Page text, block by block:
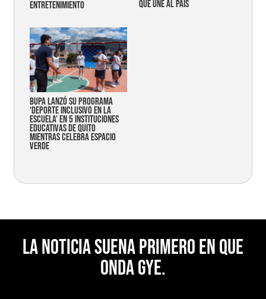
entretenimiento que une al país
Bupa lanzó su programa
‘Deporte Inclusivo en la
Escuela’ en 5 instituciones
educativas de Quito
mientras celebra espacio
verde
La noticia suena primero en Que
Onda Gye.